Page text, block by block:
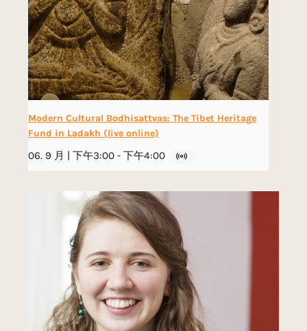
Modern Cultural Bodhisattvas: The Tibet Heritage
Fund in Ladakh (live online)
06. 9 月 | 下午3:00 - 下午4:00